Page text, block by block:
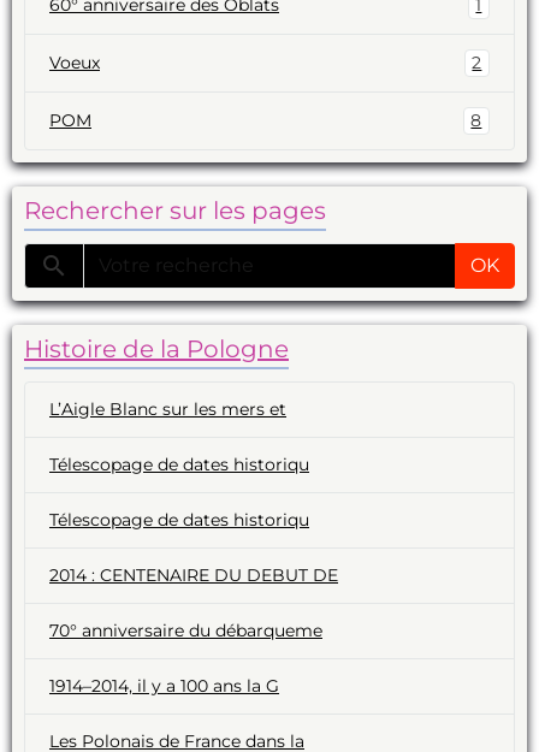
1
Voeux 2
POM 8
Rechercher sur les pages
OK
Histoire de la Pologne
L’Aigle Blanc sur les mers et
Télescopage de dates historiqu
Télescopage de dates historiqu
2014 : CENTENAIRE DU DEBUT DE
70° anniversaire du débarqueme
1914–2014, il y a 100 ans la G
Les Polonais de France dans la